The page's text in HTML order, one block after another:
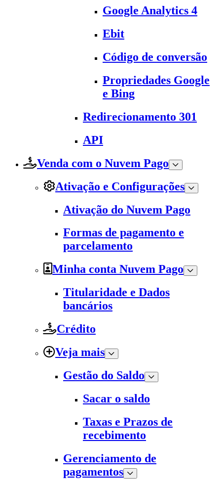
Google Analytics 4
Ebit
Código de conversão
Propriedades Google
e Bing
Redirecionamento 301
API
Venda com o Nuvem Pago
Ativação e Configurações
Ativação do Nuvem Pago
Formas de pagamento e
parcelamento
Minha conta Nuvem Pago
Titularidade e Dados
bancários
Crédito
Veja mais
Gestão do Saldo
Sacar o saldo
Taxas e Prazos de
recebimento
Gerenciamento de
pagamentos